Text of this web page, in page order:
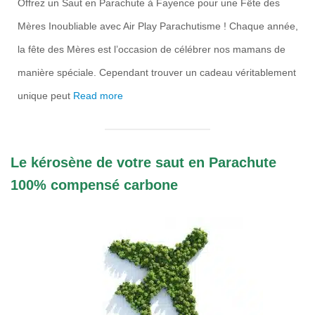
Offrez un Saut en Parachute à Fayence pour une Fête des
Mères Inoubliable avec Air Play Parachutisme ! Chaque année,
la fête des Mères est l’occasion de célébrer nos mamans de
manière spéciale. Cependant trouver un cadeau véritablement
unique peut Read more
Le kérosène de votre saut en Parachute
100% compensé carbone